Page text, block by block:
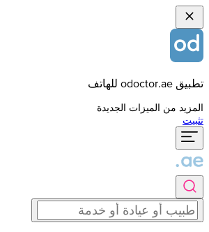
تطبيق odoctor.ae للهاتف
المزيد من الميزات الجديدة
تثبيت